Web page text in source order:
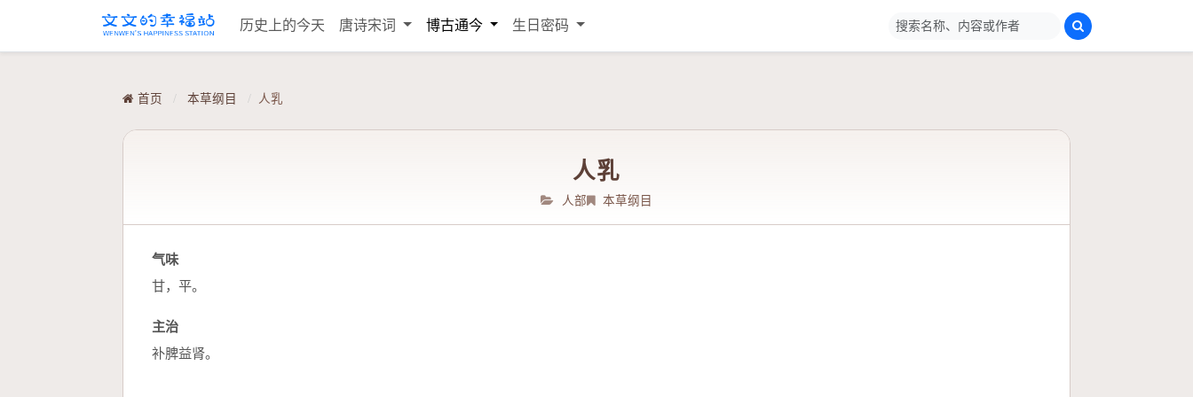
历史上的今天 唐诗宋词 博古通今 生日密码
首页 / 本草纲目 / 人乳
人乳
人部 本草纲目
气味
甘，平。
主治
补脾益肾。